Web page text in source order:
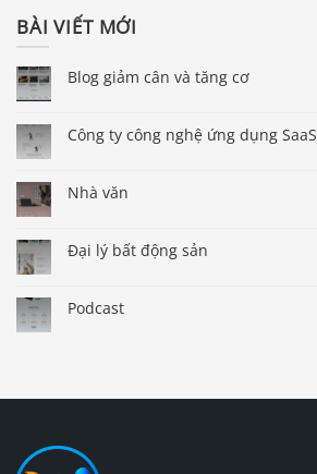
BÀI VIẾT MỚI
Blog giảm cân và tăng cơ
Công ty công nghệ ứng dụng SaaS
Nhà văn
Đại lý bất động sản
Podcast